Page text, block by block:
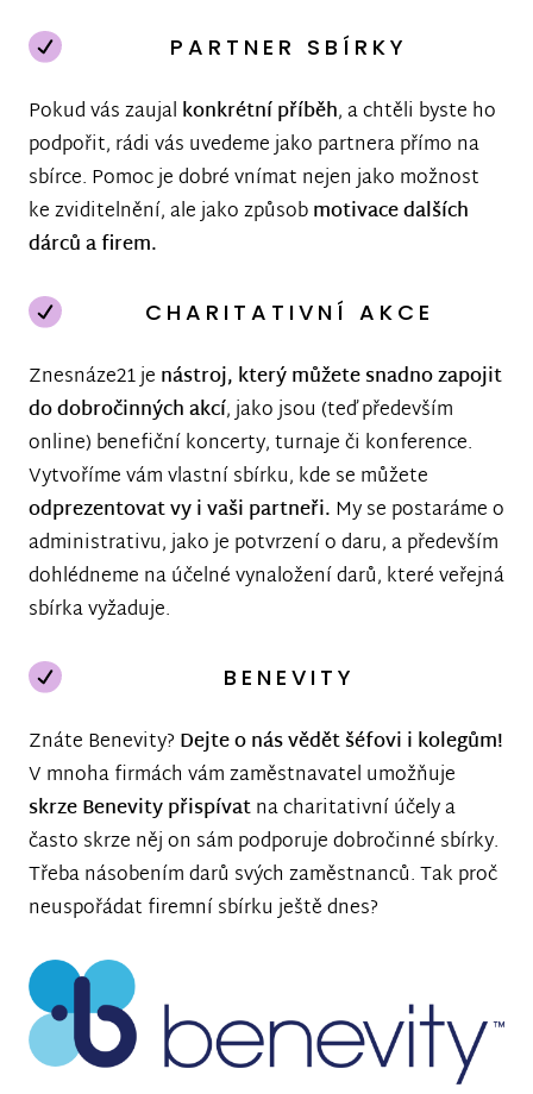
PARTNER SBÍRKY
Pokud vás zaujal konkrétní příběh, a chtěli byste ho
podpořit, rádi vás uvedeme jako partnera přímo na
sbírce. Pomoc je dobré vnímat nejen jako možnost
ke zviditelnění, ale jako způsobmotivace dalších
dárců a firem.
CHARITATIVNÍ AKCE
Znesnáze21 je nástroj, který můžete snadno zapojit
do dobročinných akcí, jako jsou (teď především
online) benefiční koncerty, turnaje či konference.
Vytvoříme vám vlastní sbírku, kde se můžete
odprezentovat vy i vaši partneři. My se postaráme o
administrativu, jako je potvrzení o daru, a především
dohlédneme na účelné vynaložení darů, které veřejná
sbírka vyžaduje.
BENEVITY
Znáte Benevity? Dejte o nás vědět šéfovi i kolegům!
V mnoha firmách vám zaměstnavatel umožňuje
skrze Benevity přispívatna charitativní účely a
často skrze něj on sám podporuje dobročinné sbírky.
Třeba násobením darů svých zaměstnanců. Tak proč
neuspořádat firemní sbírku ještě dnes?